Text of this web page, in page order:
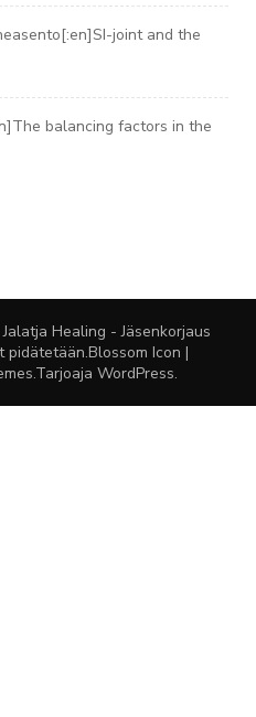
joint and the
balancing factors in the
Jalatja Healing - Jäsenkorjaus
pidätetään.Blossom Icon |
.Tarjoaja WordPress.